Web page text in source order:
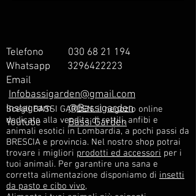
Telefono 030 68 21 194
Whatsapp 3296422223
Email
Infobassigarden@gmail.com
Instagram@Bassigarden
YoutubeBassi Garden
Scegli BASSI GARDEN, il negozio online
dedicato alla vendita di rettili, anfibi e
animali esotici in Lombardia, a pochi passi da
BRESCIA e provincia. Nel nostro shop potrai
trovare i migliori prodotti ed accessori per i
tuoi animali. Per garantire una sana e
corretta alimentazione disponiamo di insetti
da pasto e cibo vivo,